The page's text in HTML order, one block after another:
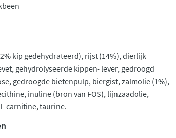
kip gedehydrateerd), rijst (14%), dierlijk
gehydrolyseerde kippen- lever, gedroogd
gedroogde bietenpulp, biergist, zalmolie (1%),
inuline (bron van FOS), lijnzaadolie,
carnitine, taurine.